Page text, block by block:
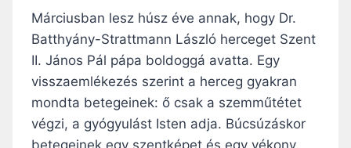
Márciusban lesz húsz éve annak, hogy Dr.
Batthyány-Strattmann László herceget Szent
II. János Pál pápa boldoggá avatta. Egy
visszaemlékezés szerint a herceg gyakran
mondta betegeinek: ő csak a szemműtétet
végzi, a gyógyulást Isten adja. Búcsúzáskor
betegeinek egy szentképet és egy vékony